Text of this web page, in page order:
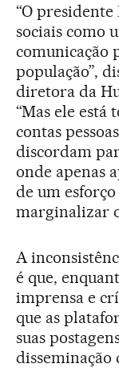
“O presidente
sociais como
comunicação
população”,
diretora da
“Mas ele está
contas
discordam
onde apenas
de um
marginalizar
A
é que,
imprensa e
que as
suas
disseminação